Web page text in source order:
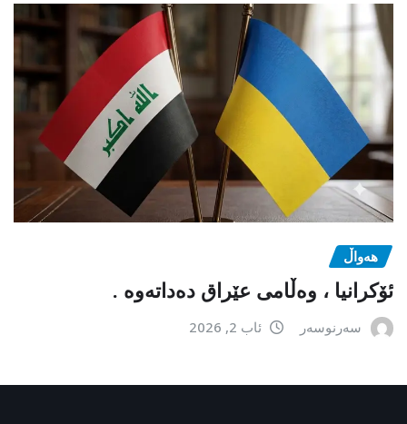
هەواڵ
ئۆکرانیا ، وەڵامی عێراق دەداتەوە .
سەرنوسەر ئاب 2, 2026